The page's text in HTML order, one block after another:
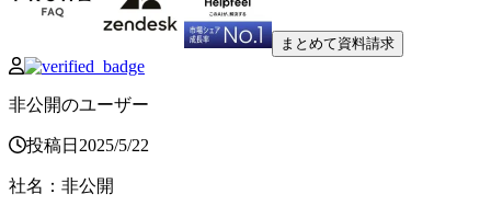
まとめて資料請求
非公開のユーザー
投稿日 2025/5/22
社名 ： 非公開